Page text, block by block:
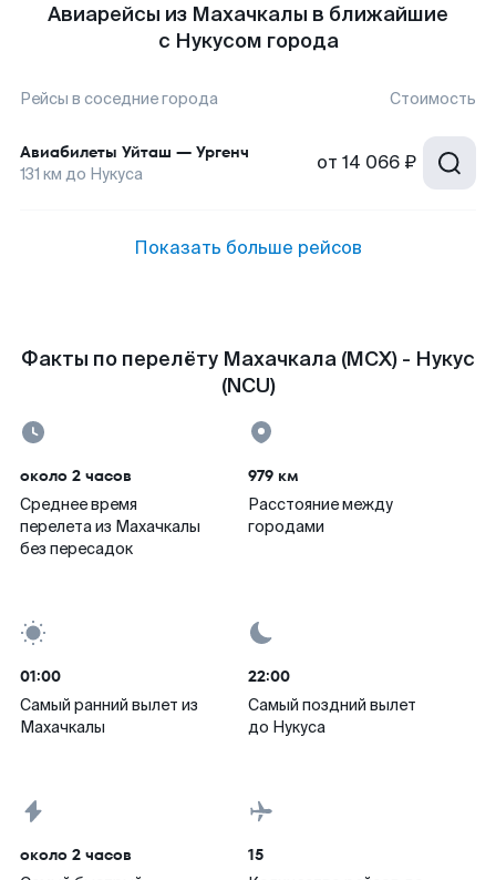
Авиарейсы из Махачкалы в ближайшие
с Нукусом города
Рейсы в соседние города Стоимость
Авиабилеты Уйташ — Ургенч
131 км до Нукуса от 14 066 ₽
Показать больше рейсов
Факты по перелёту Махачкала (MCX) - Нукус
(NCU)
около 2 часов
Среднее время
перелета из Махачкалы
без пересадок
979 км
Расстояние между
городами
01:00
Самый ранний вылет из
Махачкалы
22:00
Самый поздний вылет
до Нукуса
около 2 часов 15